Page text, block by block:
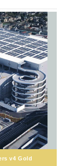
v4 Gold